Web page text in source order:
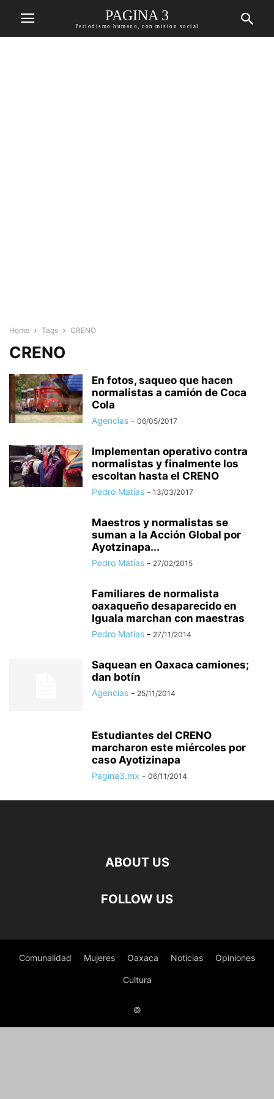
PAGINA 3
Periodismo humano, con mision social
Home Tags CRENO
CRENO
En fotos, saqueo que hacen
normalistas a camión de Coca
Cola
Agencias - 06/05/2017
Implementan operativo contra
normalistas y finalmente los
escoltan hasta el CRENO
Pedro Matías - 13/03/2017
Maestros y normalistas se
suman a la Acción Global por
Ayotzinapa...
Pedro Matías - 27/02/2015
Familiares de normalista
oaxaqueño desaparecido en
Iguala marchan con maestras
Pedro Matías - 27/11/2014
Saquean en Oaxaca camiones;
dan botín
Agencias - 25/11/2014
Estudiantes del CRENO
marcharon este miércoles por
caso Ayotizinapa
Pagina3.mx - 06/11/2014
ABOUT US
FOLLOW US
Comunalidad Mujeres Oaxaca Noticias Opiniones
Cultura
©